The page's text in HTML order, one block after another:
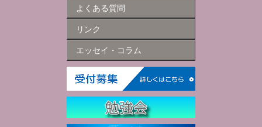
よくある質問
リンク
エッセイ・コラム